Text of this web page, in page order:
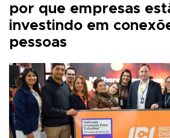
por que empresas
investindo em
pessoas